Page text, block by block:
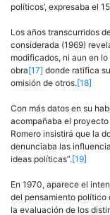
políticos’, expresaba el
Los años transcurridos
considerada (1969)
modificados, ni aun en
obra[17] donde ratifica
omisión de otros.[18]
Con más datos en su
acompañaba el proyecto
Romero insistirá que la
denunciaba las
ideas políticas”.[19]
En 1970, aparece el
del pensamiento político
la evaluación de los